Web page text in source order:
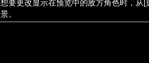
想要更改显示在预览中的敌方角色时，从
景。